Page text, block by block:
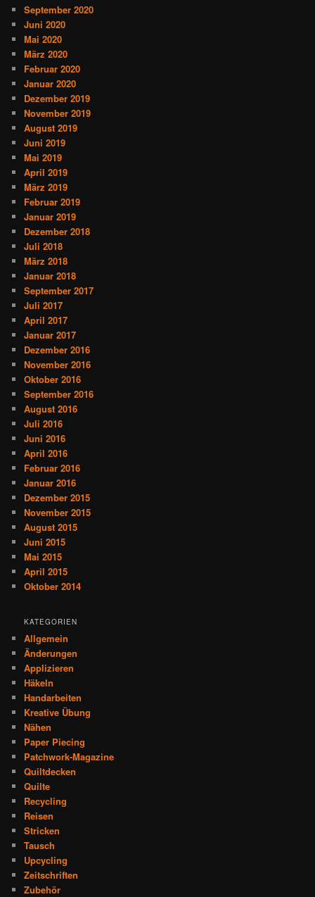
September 2020
Juni 2020
Mai 2020
März 2020
Februar 2020
Januar 2020
Dezember 2019
November 2019
August 2019
Juni 2019
Mai 2019
April 2019
März 2019
Februar 2019
Januar 2019
Dezember 2018
Juli 2018
März 2018
Januar 2018
September 2017
Juli 2017
April 2017
Januar 2017
Dezember 2016
November 2016
Oktober 2016
September 2016
August 2016
Juli 2016
Juni 2016
April 2016
Februar 2016
Januar 2016
Dezember 2015
November 2015
August 2015
Juni 2015
Mai 2015
April 2015
Oktober 2014
KATEGORIEN
Allgemein
Änderungen
Applizieren
Häkeln
Handarbeiten
Kreative Übung
Nähen
Paper Piecing
Patchwork-Magazine
Quiltdecken
Quilte
Recycling
Reisen
Stricken
Tausch
Upcycling
Zeitschriften
Zubehör